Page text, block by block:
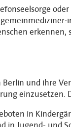
und ihre
einzusetzen.
in